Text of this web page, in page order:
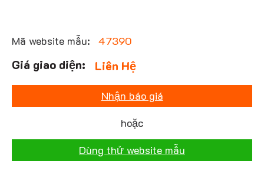
Mã website mẫu: 47390
Liên Hệ
Nhận báo giá
hoặc
Dùng thử website mẫu